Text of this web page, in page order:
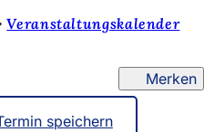
Veranstaltungskalender
Merken
speichern